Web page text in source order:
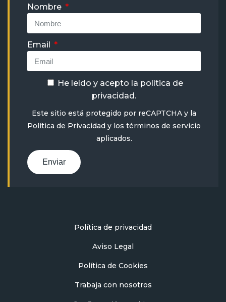
Nombre
Email
He leído y acepto la política de
privacidad .
Este sitio está protegido por reCAPTCHA y la
Política de Privacidad y los términos de servicio
aplicados.
Enviar
Política de privacidad
Aviso Legal
Política de Cookies
Trabaja con nosotros